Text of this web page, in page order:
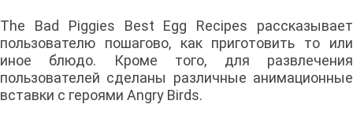
The Bad Piggies Best Egg Recipes рассказывает
пользователю пошагово, как приготовить то или
иное блюдо. Кроме того, для развлечения
пользователей сделаны различные анимационные
вставки с героями Angry Birds.